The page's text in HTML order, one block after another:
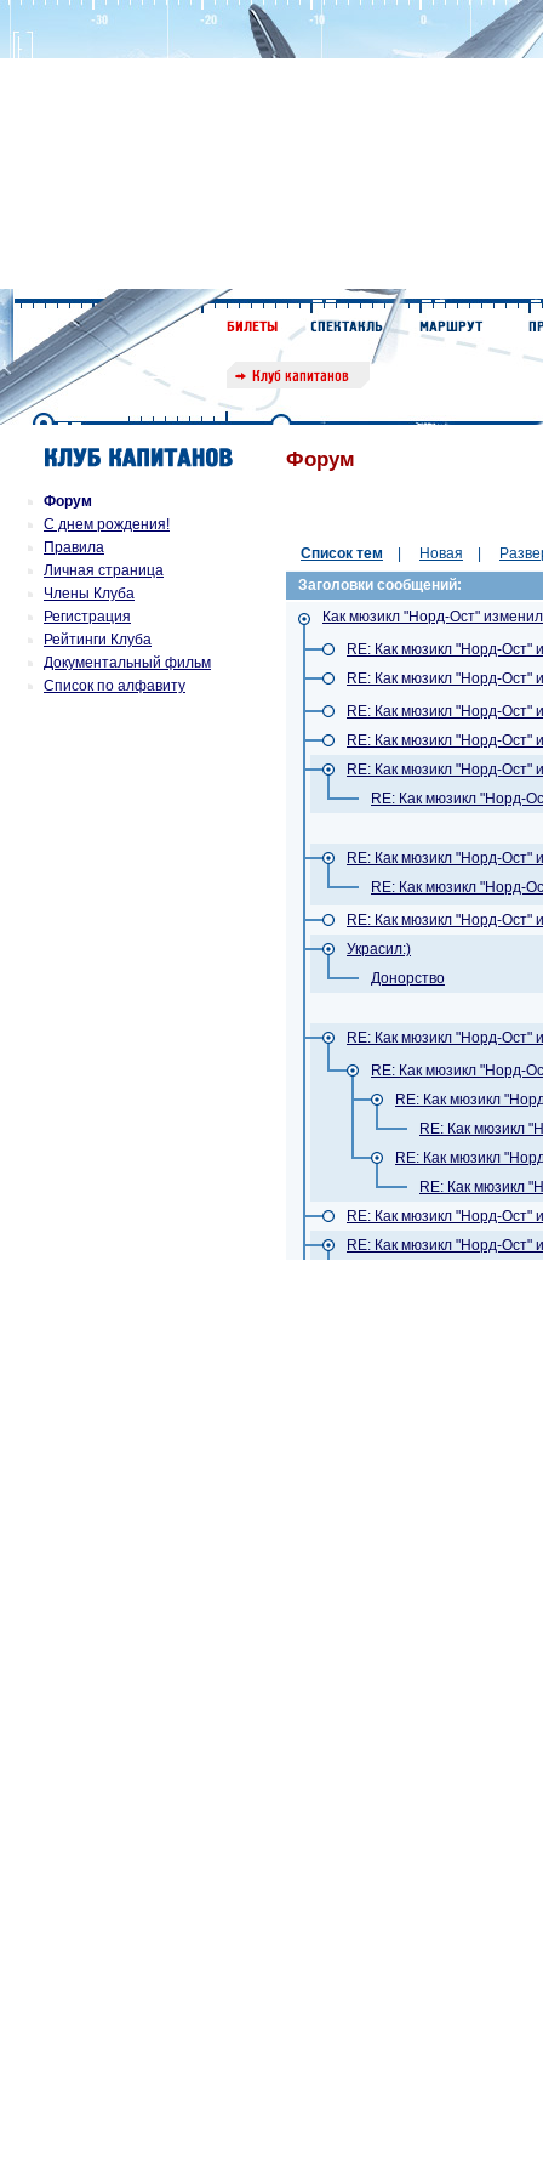
Форум
С днем рождения!
Правила
Личная страница
Члены Клуба
Регистрация
Рейтинги Клуба
Документальный фильм
Список по алфавиту
Форум
Список тем Новая
Заголовки сообщений:
Как мюзикл "Норд-Ост"
RE: Как мюзикл "Норд-Ост"
RE: Как мюзикл "Норд-Ост"
RE: Как мюзикл "Норд-Ост"
RE: Как мюзикл "Норд-Ост"
RE: Как мюзикл "Норд-Ост"
RE: Как мюзикл "Норд-
RE: Как мюзикл "Норд-Ост"
RE: Как мюзикл "Норд-
RE: Как мюзикл "Норд-Ост"
Украсил:)
Донорство
RE: Как мюзикл "Норд-Ост"
RE: Как мюзикл "Норд-
RE: Как мюзикл
RE: Как мюзикл
RE: Как мюзикл
RE: Как мюзикл
RE: Как мюзикл "Норд-Ост"
RE: Как мюзикл "Норд-Ост"